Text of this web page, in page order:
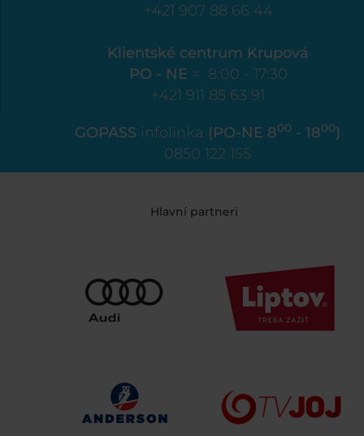
+421 907 88 66 44
Klientské centrum Krupová
PO - NE = 8:00 - 17:30
+421 911 85 63 91
GOPASS infolinka (PO-NE 800 - 1800)
0850 122 155
Hlavní partneri